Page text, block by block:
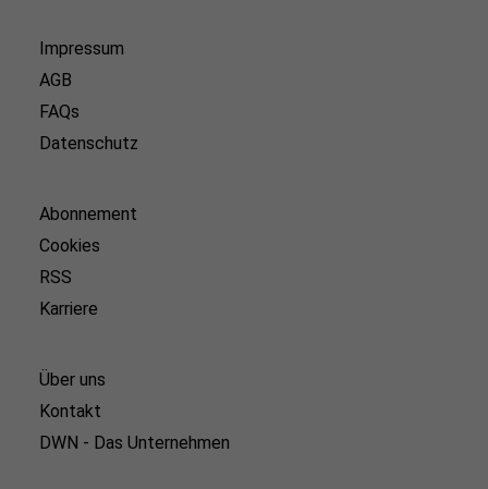
Impressum
AGB
FAQs
Datenschutz
Abonnement
Cookies
RSS
Karriere
Über uns
Kontakt
DWN - Das Unternehmen